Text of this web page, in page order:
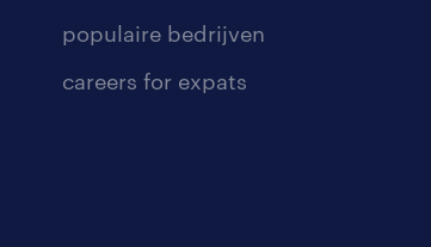
populaire bedrijven
careers for expats